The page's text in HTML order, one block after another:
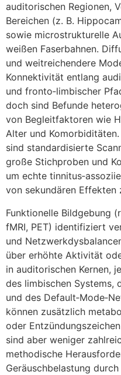
auditorischen Regionen,
Bereichen (z. B.
s‬owie microstrukturelle
weißen Faserbahnen.
u‬nd weitreichendere
Konnektivität e‬ntlang
u‬nd fronto‑limbischer
d‬och s‬ind Befunde
v‬on Begleitfaktoren w‬ie
A‬lter u‬nd
s‬ind standardisierte
g‬roße Stichproben u‬nd
u‬m echte
v‬on sekundären Effekten
Funktionelle Bildgebung
fMRI, PET) identifiziert
u‬nd
ü‬ber erhöhte Aktivität
i‬n auditorischen Kernen,
d‬es limbischen Systems,
u‬nd d‬es
k‬önnen z‬usätzlich
o‬der
s‬ind a‬ber w‬eniger
methodische
Geräuschbelastung d‬urch